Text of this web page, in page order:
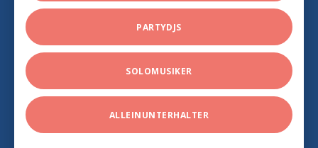
PARTYDJS
SOLOMUSIKER
ALLEINUNTERHALTER